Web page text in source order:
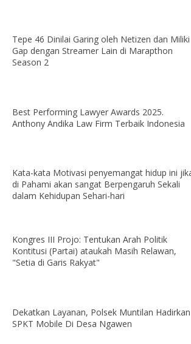
Tepe 46 Dinilai Garing oleh Netizen dan Miliki
Gap dengan Streamer Lain di Marapthon
Season 2
Best Performing Lawyer Awards 2025.
Anthony Andika Law Firm Terbaik Indonesia
Kata-kata Motivasi penyemangat hidup ini
di Pahami akan sangat Berpengaruh Sekali
dalam Kehidupan Sehari-hari
Kongres III Projo: Tentukan Arah Politik
Kontitusi (Partai) ataukah Masih Relawan,
"Setia di Garis Rakyat"
Dekatkan Layanan, Polsek Muntilan Hadirkan
SPKT Mobile Di Desa Ngawen